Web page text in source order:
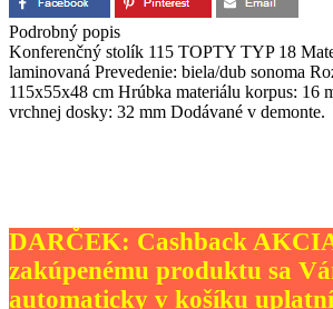
Podrobný popis
Konferenčný stolík 115 TOPTY TYP 18
laminovaná Prevedenie: biela/dub sonoma
115x55x48 cm Hrúbka materiálu korpus: 16
vrchnej dosky: 32 mm Dodávané v demonte.
DARČEK: Cashback
zakúpenému produktu sa
automaticky v košíku